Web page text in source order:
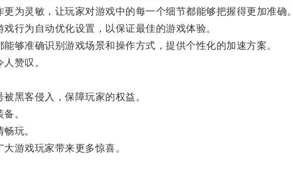
灵敏，让玩家对游戏中的每一个细节都能够把握得更加准确。
为自动优化设置，以保证最佳的游戏体验。
准确识别游戏场景和操作方式，提供个性化的加速方案。
赞叹。
黑客侵入，保障玩家的权益。
。
玩。
游戏玩家带来更多惊喜。